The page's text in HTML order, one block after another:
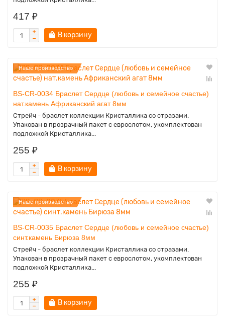
417 ₽
В корзину
Наше производство
BS-CR-0034 Браслет Сердце (любовь и семейное счастье)
нат.камень Африканский агат 8мм
Стрейч - браслет коллекции Кристаллика со стразами.
Упакован в прозрачный пакет с еврослотом, укомплектован
подложкой Кристаллика...
255 ₽
В корзину
Наше производство
BS-CR-0035 Браслет Сердце (любовь и семейное счастье)
синт.камень Бирюза 8мм
Стрейч - браслет коллекции Кристаллика со стразами.
Упакован в прозрачный пакет с еврослотом, укомплектован
подложкой Кристаллика...
255 ₽
В корзину